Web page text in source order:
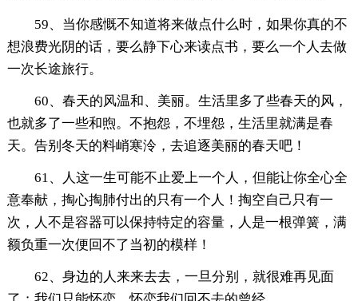
59、当你感慨不知道将来做点什么时，如果你真的不
想浪费光阴的话，要么静下心来读点书，要么一个人去做
一次长途旅行。
60、春天的风温和、美丽。生活里多了些春天的风，
也就多了一些和煦。不抱怨，不埋怨，生活里就满是春
天。告别冬天的料峭寒泠，去追逐美丽的春天吧！
61、人这一生可能不止爱上一个人，但能让你全心全
意奉献，掏心掏肺付出的只有一个人！掏空自己只有一
次，人不是容器可以保持特定的容量，人是一根弹簧，满
额负重一次便回不了当初的模样！
62、身边的人来来去去，一旦分别，就很难再见面